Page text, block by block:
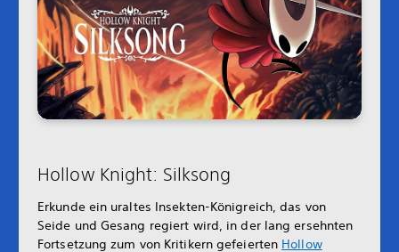
Hollow Knight: Silksong
Erkunde ein uraltes Insekten-Königreich, das von
Seide und Gesang regiert wird, in der lang ersehnten
Fortsetzung zum von Kritikern gefeierten Hollow